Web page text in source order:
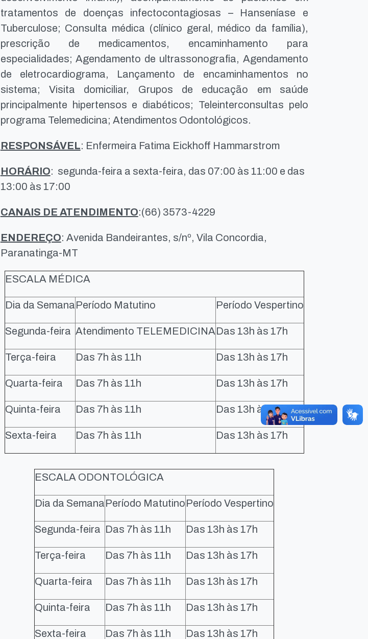
tratamentos de doenças infectocontagiosas – Hanseníase e
Tuberculose; Consulta médica (clínico geral, médico da família),
prescrição de medicamentos, encaminhamento para
especialidades; Agendamento de ultrassonografia, Agendamento
de eletrocardiograma, Lançamento de encaminhamentos no
sistema; Visita domiciliar, Grupos de educação em saúde
principalmente hipertensos e diabéticos; Teleinterconsultas pelo
programa Telemedicina; Atendimentos Odontológicos.
RESPONSÁVEL: Enfermeira Fatima Eickhoff Hammarstrom
HORÁRIO: segunda-feira a sexta-feira, das 07:00 às 11:00 e das
13:00 às 17:00
CANAIS DE ATENDIMENTO:(66) 3573-4229
ENDEREÇO: Avenida Bandeirantes, s/nº, Vila Concordia,
Paranatinga-MT
ESCALA MÉDICA
Dia da SemanaPeríodo Matutino Período Vespertino
Segunda-feira Atendimento TELEMEDICINADas 13h às 17h
Terça-feira Das 7h às 11h Das 13h às 17h
Quarta-feira Das 7h às 11h Das 13h às 17h
Quinta-feira Das 7h às 11h Das 13h às 17h
Sexta-feira Das 7h às 11h Das 13h às 17h
ESCALA ODONTOLÓGICA
Dia da SemanaPeríodo MatutinoPeríodo Vespertino
Segunda-feira Das 7h às 11h Das 13h às 17h
Terça-feira Das 7h às 11h Das 13h às 17h
Quarta-feira Das 7h às 11h Das 13h às 17h
Quinta-feira Das 7h às 11h Das 13h às 17h
Sexta-feira Das 7h às 11h Das 13h às 17h